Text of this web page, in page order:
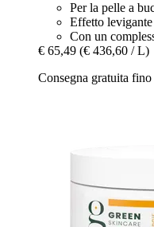
Per la pelle a
Effetto
Con un
€ 65,49 (€ 436,60 / L)
Consegna gratuita